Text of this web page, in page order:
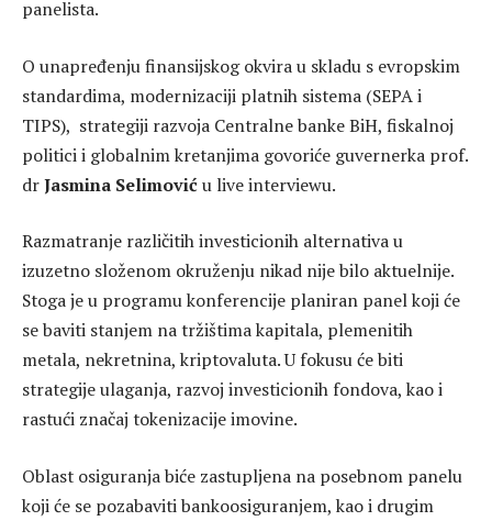
panelista.
O unapređenju finansijskog okvira u skladu s evropskim
standardima, modernizaciji platnih sistema (SEPA i
TIPS), strategiji razvoja Centralne banke BiH, fiskalnoj
politici i globalnim kretanjima govoriće guvernerka prof.
drJasmina Selimoviću live interviewu.
Razmatranje različitih investicionih alternativa u
izuzetno složenom okruženju nikad nije bilo aktuelnije.
Stoga je u programu konferencije planiran panel koji će
se baviti stanjem na tržištima kapitala, plemenitih
metala, nekretnina, kriptovaluta. U fokusu će biti
strategije ulaganja, razvoj investicionih fondova, kao i
rastući značaj tokenizacije imovine.
Oblast osiguranja biće zastupljena na posebnom panelu
koji će se pozabaviti bankoosiguranjem, kao i drugim